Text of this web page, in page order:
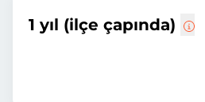
1 yıl (ilçe çapında)